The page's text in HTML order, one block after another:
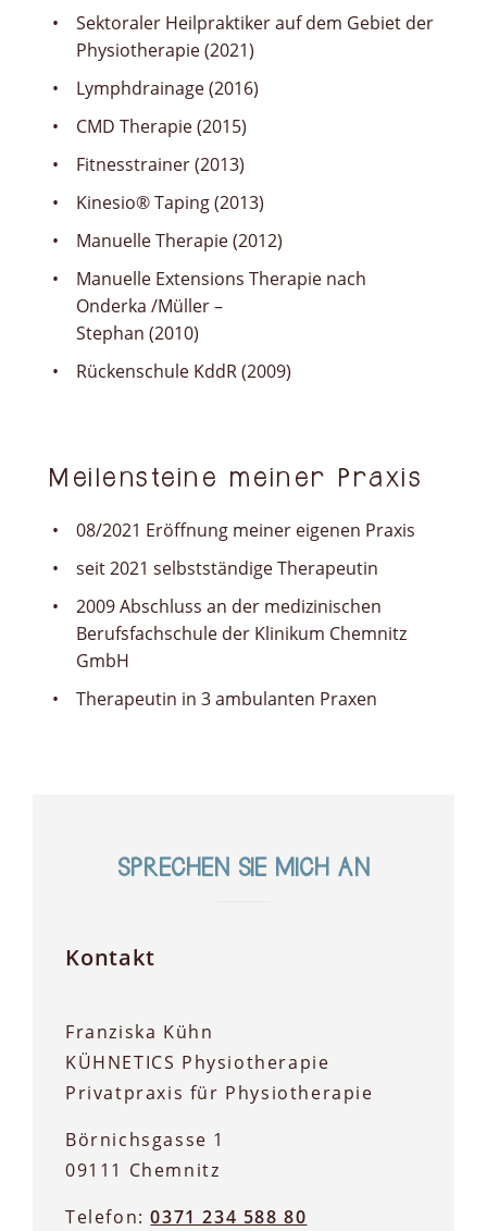
Sektoraler Heilpraktiker auf dem Gebiet der
Physiotherapie (2021)
Lymphdrainage (2016)
CMD Therapie (2015)
Fitnesstrainer (2013)
Kinesio® Taping (2013)
Manuelle Therapie (2012)
Manuelle Extensions Therapie nach
Onderka /Müller –
Stephan (2010)
Rückenschule KddR (2009)
Meilensteine meiner Praxis
08/2021 Eröffnung meiner eigenen Praxis
seit 2021 selbstständige Therapeutin
2009 Abschluss an der medizinischen
Berufsfachschule der Klinikum Chemnitz
GmbH
Therapeutin in 3 ambulanten Praxen
SPRECHEN SIE MICH AN
Kontakt
Franziska Kühn
KÜHNETICS Physiotherapie
Privatpraxis für Physiotherapie
Börnichsgasse 1
09111 Chemnitz
Telefon:0371 234 588 80